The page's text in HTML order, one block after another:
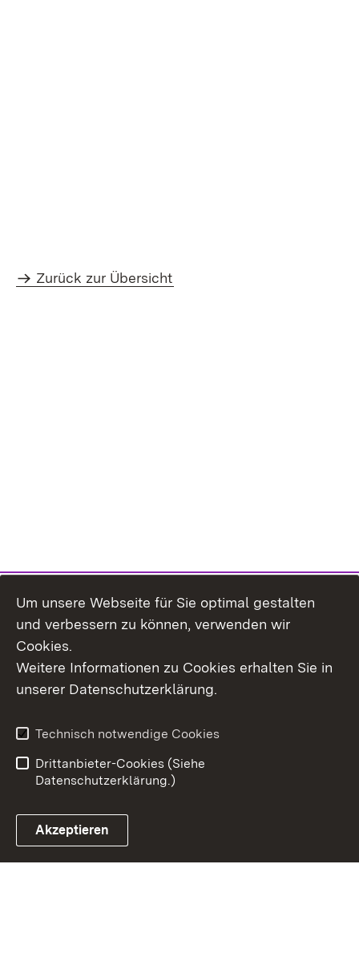
Zurück zur Übersicht
Erklärung zur
Benutzungshinweise
Um unsere Webseite für Sie optimal gestalten
und verbessern zu können, verwenden wir
Cookies.
Weitere Informationen zu Cookies erhalten Sie in
unserer Datenschutzerklärung.
Technisch notwendige Cookies
Drittanbieter-Cookies (Siehe
Datenschutzerklärung.)
Akzeptieren